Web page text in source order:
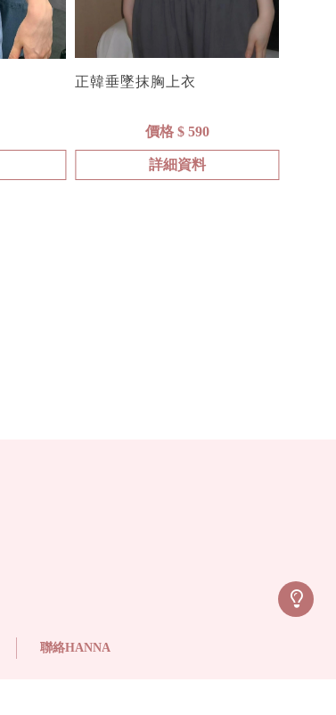
正韓垂墜抹胸上衣
價格 $ 590
詳細資料
聯絡HANNA